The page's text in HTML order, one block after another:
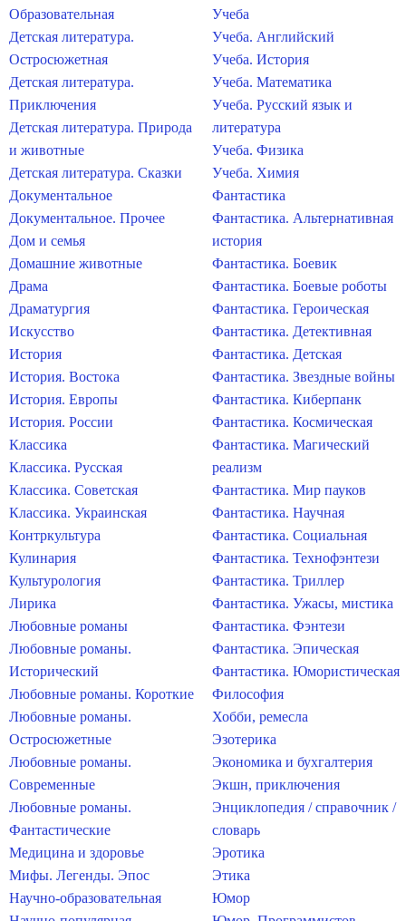
Образовательная
Детская литература.
Остросюжетная
Детская литература.
Приключения
Детская литература. Природа
и животные
Детская литература. Сказки
Документальное
Документальное. Прочее
Дом и семья
Домашние животные
Драма
Драматургия
Искусство
История
История. Востока
История. Европы
История. России
Классика
Классика. Русская
Классика. Советская
Классика. Украинская
Контркультура
Кулинария
Культурология
Лирика
Любовные романы
Любовные романы.
Исторический
Любовные романы. Короткие
Любовные романы.
Остросюжетные
Любовные романы.
Современные
Любовные романы.
Фантастические
Медицина и здоровье
Мифы. Легенды. Эпос
Научно-образовательная
Учеба
Учеба. Английский
Учеба. История
Учеба. Математика
Учеба. Русский язык и
литература
Учеба. Физика
Учеба. Химия
Фантастика
Фантастика. Альтернативная
история
Фантастика. Боевик
Фантастика. Боевые роботы
Фантастика. Героическая
Фантастика. Детективная
Фантастика. Детская
Фантастика. Звездные войны
Фантастика. Киберпанк
Фантастика. Космическая
Фантастика. Магический
реализм
Фантастика. Мир пауков
Фантастика. Научная
Фантастика. Социальная
Фантастика. Технофэнтези
Фантастика. Триллер
Фантастика. Ужасы, мистика
Фантастика. Фэнтези
Фантастика. Эпическая
Фантастика. Юмористическая
Философия
Хобби, ремесла
Эзотерика
Экономика и бухгалтерия
Экшн, приключения
Энциклопедия / справочник /
словарь
Эротика
Этика
Юмор